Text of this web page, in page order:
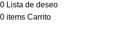
0 Lista de deseo
0 items Carrito